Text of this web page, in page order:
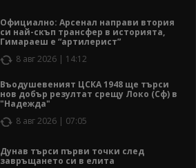
Официално: Арсенал направи втория
си най-скъп трансфер в историята,
Гимараеш е “артилерист”
8 авг 2026 | 14:12
Въодушевеният ЦСКА 1948 ще търси
нов добър резултат срещу Локо (Сф) в
"Надежда"
8 авг 2026 | 07:05
Дунав търси първи точки след
завръщането си в елита